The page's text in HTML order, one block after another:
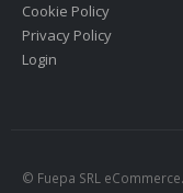
Cookie Policy
Privacy Policy
Login
© Fuepa SRL